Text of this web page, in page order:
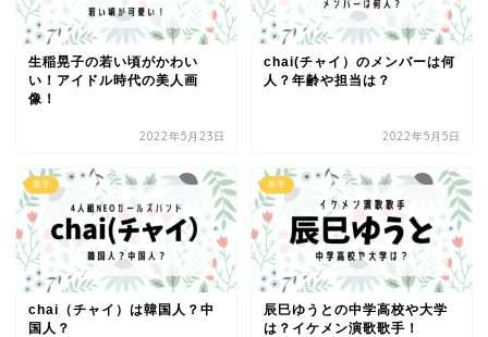
生稲晃子の若い頃がかわい
い！アイドル時代の美人画
像！
2022年5月23日
chai(チャイ）のメンバーは何
人？年齢や担当は？
2022年5月5日
歌手
chai（チャイ）は韓国人？中
国人？
歌手
辰巳ゆうとの中学高校や大学
は？イケメン演歌歌手！